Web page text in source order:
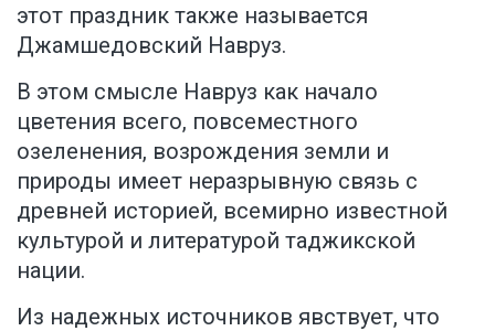
этот праздник также называется
Джамшедовский Навруз.
В этом смысле Навруз как начало
цветения всего, повсеместного
озеленения, возрождения земли и
природы имеет неразрывную связь с
древней историей, всемирно известной
культурой и литературой таджикской
нации.
Из надежных источников явствует, что